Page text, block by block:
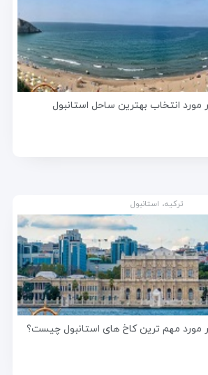
مورد انتخاب بهترین ساحل استانبول
ترکیه، استانبول
مورد مهم ترین کاخ های استانبول چیست؟